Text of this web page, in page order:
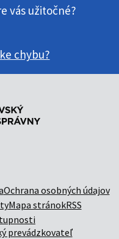
vás užitočné?
chybu?
Ochrana osobných údajov
Mapa stránokRSS
prevádzkovateľ